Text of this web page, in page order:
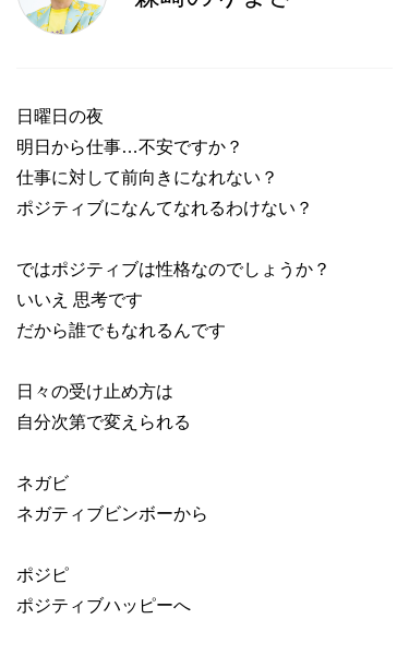
日曜日の夜
明日から仕事…不安ですか？
仕事に対して前向きになれない？
ポジティブになんてなれるわけない？
ではポジティブは性格なのでしょうか？
いいえ 思考です
だから誰でもなれるんです
日々の受け止め方は
自分次第で変えられる
ネガビ
ネガティブビンボーから
ポジピ
ポジティブハッピーへ